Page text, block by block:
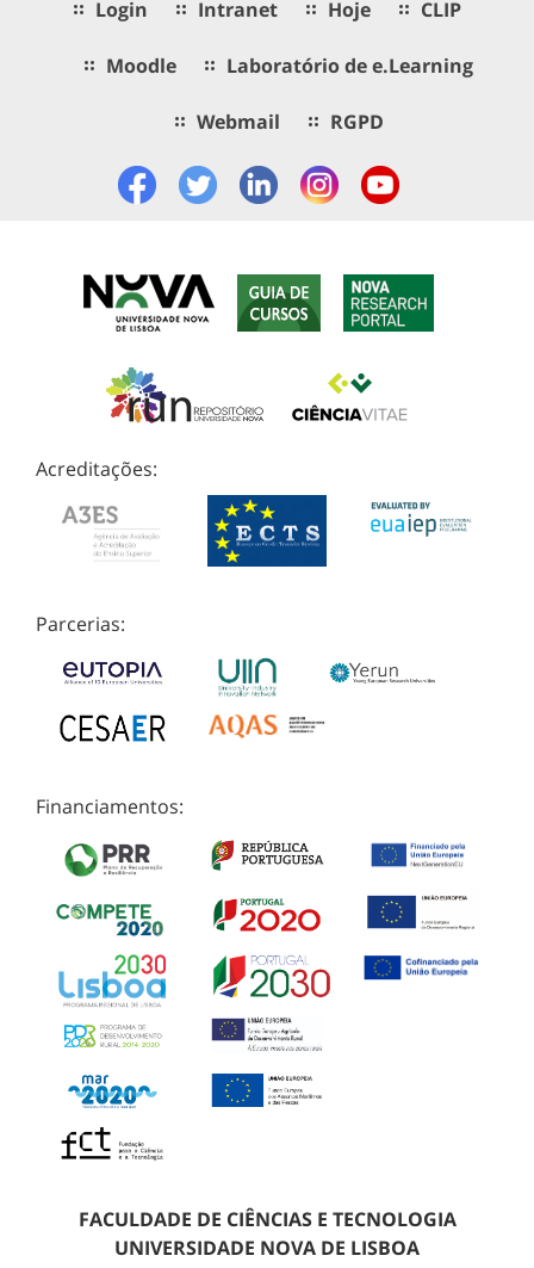
Login Intranet Hoje CLIP
Moodle Laboratório de e.Learning
Webmail RGPD
Acreditações:
Parcerias:
Financiamentos:
FACULDADE DE CIÊNCIAS E TECNOLOGIA
UNIVERSIDADE NOVA DE LISBOA